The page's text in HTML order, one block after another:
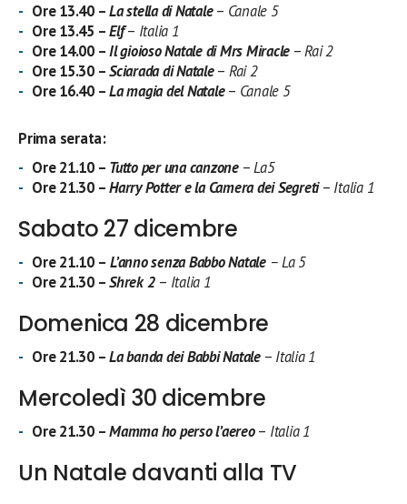
Ore 13.40 –La stella di Natale– Canale 5
Ore 13.45 –Elf– Italia 1
Ore 14.00 –Il gioioso Natale di Mrs Miracle –Rai 2
Ore 15.30 –Sciarada di Natale– Rai 2
Ore 16.40 –La magia del Natale– Canale 5
Prima serata:
Ore 21.10 – Tutto per una canzone–La5
Ore 21.30 –Harry Potter e la Camera dei Segreti– Italia 1
Sabato 27 dicembre
Ore 21.10 – L’anno senza Babbo Natale –La 5
Ore 21.30 –Shrek 2 – Italia 1
Domenica 28 dicembre
Ore 21.30 –La banda dei Babbi Natale– Italia 1
Mercoledì 30 dicembre
Ore 21.30 –Mamma ho perso l’aereo– Italia 1
Un Natale davanti alla TV